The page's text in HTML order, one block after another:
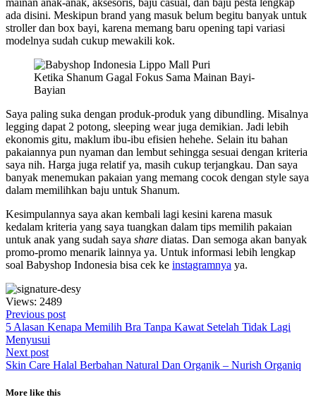
mainan anak-anak, aksesoris, baju casual, dan baju pesta lengkap
ada disini. Meskipun brand yang masuk belum begitu banyak untuk
stroller dan box bayi, karena memang baru opening tapi variasi
modelnya sudah cukup mewakili kok.
Ketika Shanum Gagal Fokus Sama Mainan Bayi-
Bayian
Saya paling suka dengan produk-produk yang dibundling. Misalnya
legging dapat 2 potong, sleeping wear juga demikian. Jadi lebih
ekonomis gitu, maklum ibu-ibu efisien hehehe. Selain itu bahan
pakaiannya pun nyaman dan lembut sehingga sesuai dengan kriteria
saya nih. Harga juga relatif ya, masih cukup terjangkau. Dan saya
banyak menemukan pakaian yang memang cocok dengan style saya
dalam memilihkan baju untuk Shanum.
Kesimpulannya saya akan kembali lagi kesini karena masuk
kedalam kriteria yang saya tuangkan dalam tips memilih pakaian
untuk anak yang sudah saya share diatas. Dan semoga akan banyak
promo-promo menarik lainnya ya. Untuk informasi lebih lengkap
soal Babyshop Indonesia bisa cek ke instagramnya ya.
Views: 2489
Previous post
5 Alasan Kenapa Memilih Bra Tanpa Kawat Setelah Tidak Lagi
Menyusui
Next post
Skin Care Halal Berbahan Natural Dan Organik – Nurish Organiq
More like this